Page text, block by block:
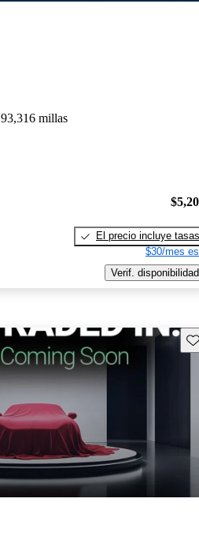
93,316 millas
El precio incluye tasas
$30/mes
Verif. disponibilidad